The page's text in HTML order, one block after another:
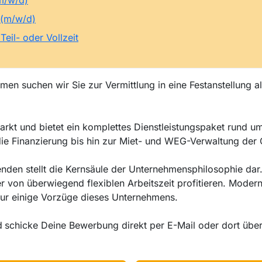
w/d)
oder Vollzeit
suchen wir Sie zur Vermittlung in eine Festanstellung
und bietet ein komplettes Dienstleistungspaket rund
Finanzierung bis hin zur Miet- und WEG-Verwaltung der
stellt die Kernsäule der Unternehmensphilosophie
von überwiegend flexiblen Arbeitszeit profitieren.
einige Vorzüge dieses Unternehmens.
schicke Deine Bewerbung direkt per E-Mail oder dort